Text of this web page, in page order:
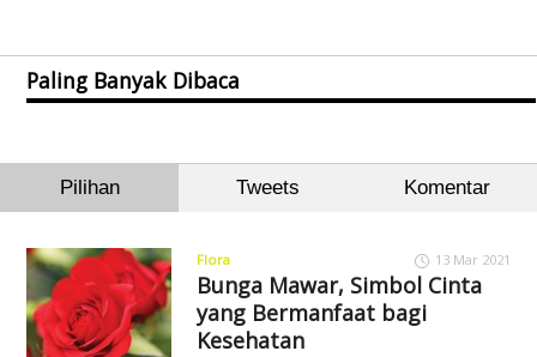
Paling Banyak Dibaca
Pilihan Tweets Komentar
Flora 13 Mar 2021
Bunga Mawar, Simbol Cinta
yang Bermanfaat bagi
Kesehatan